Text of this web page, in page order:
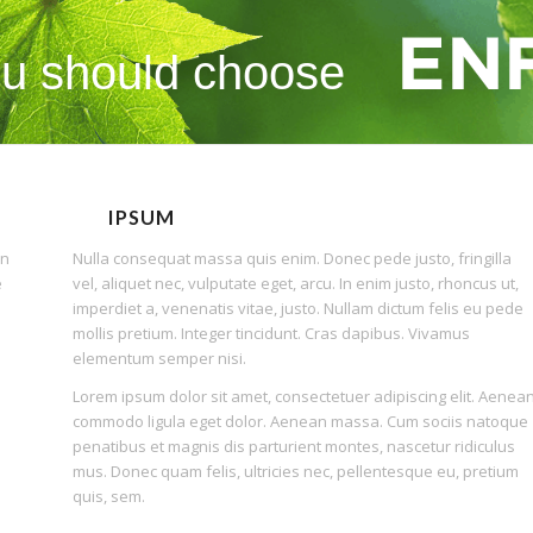
should choose
IPSUM
Nulla consequat massa quis enim. Donec pede justo, fringilla
vel, aliquet nec, vulputate eget, arcu. In enim justo, rhoncus ut,
imperdiet a, venenatis vitae, justo. Nullam dictum felis eu pede
mollis pretium. Integer tincidunt. Cras dapibus. Vivamus
elementum semper nisi.
Lorem ipsum dolor sit amet, consectetuer adipiscing elit.
commodo ligula eget dolor. Aenean massa. Cum sociis natoque
penatibus et magnis dis parturient montes, nascetur ridiculus
mus. Donec quam felis, ultricies nec, pellentesque eu, pretium
quis, sem.